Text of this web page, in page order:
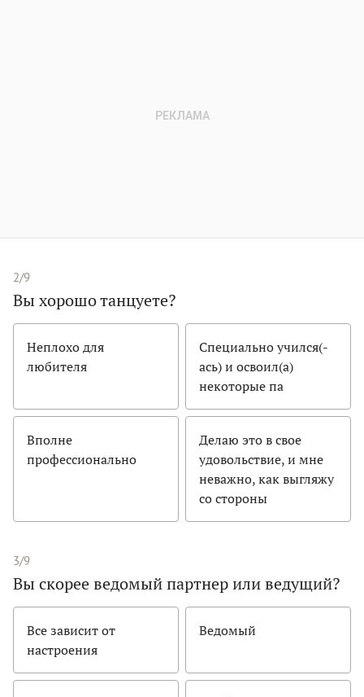
2/9
Вы хорошо танцуете?
Неплохо для
любителя
Специально учился(-
ась) и освоил(а)
некоторые па
Вполне
профессионально
Делаю это в свое
удовольствие, и мне
неважно, как выгляжу
со стороны
3/9
Вы скорее ведомый партнер или ведущий?
Все зависит от
настроения
Ведомый